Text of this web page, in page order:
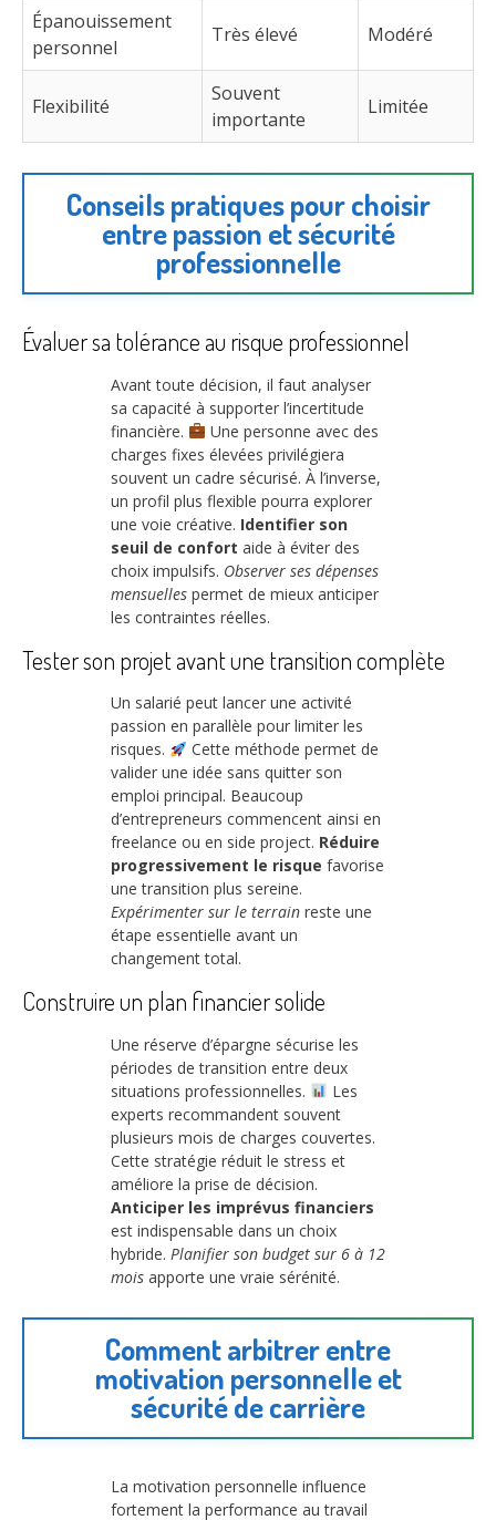
Épanouissement
personnel
Très élevé Modéré
Flexibilité
Souvent
importante
Limitée
Conseils pratiques pour choisir
entre passion et sécurité
professionnelle
Évaluer sa tolérance au risque professionnel
Avant toute décision, il faut analyser
sa capacité à supporter l’incertitude
financière.
Une personne avec des
charges fixes élevées privilégiera
souvent un cadre sécurisé. À l’inverse,
un profil plus flexible pourra explorer
une voie créative. Identifier son
seuil de confort aide à éviter des
choix impulsifs. Observer ses dépenses
mensuelles permet de mieux anticiper
les contraintes réelles.
Tester son projet avant une transition complète
Un salarié peut lancer une activité
passion en parallèle pour limiter les
risques.
Cette méthode permet de
valider une idée sans quitter son
emploi principal. Beaucoup
d’entrepreneurs commencent ainsi en
freelance ou en side project. Réduire
progressivement le risque favorise
une transition plus sereine.
Expérimenter sur le terrain reste une
étape essentielle avant un
changement total.
Construire un plan financier solide
Une réserve d’épargne sécurise les
périodes de transition entre deux
situations professionnelles.
Les
experts recommandent souvent
plusieurs mois de charges couvertes.
Cette stratégie réduit le stress et
améliore la prise de décision.
Anticiper les imprévus financiers
est indispensable dans un choix
hybride. Planifier son budget sur 6 à 12
mois apporte une vraie sérénité.
Comment arbitrer entre
motivation personnelle et
sécurité de carrière
La motivation personnelle influence
fortement la performance au travail